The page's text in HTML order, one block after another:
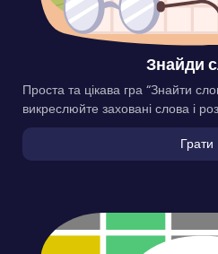
Знайди
Проста та цікава гра “Знайти
викреслюйте заховані слова і
Грати